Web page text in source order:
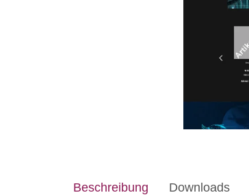
Beschreibung Downloads